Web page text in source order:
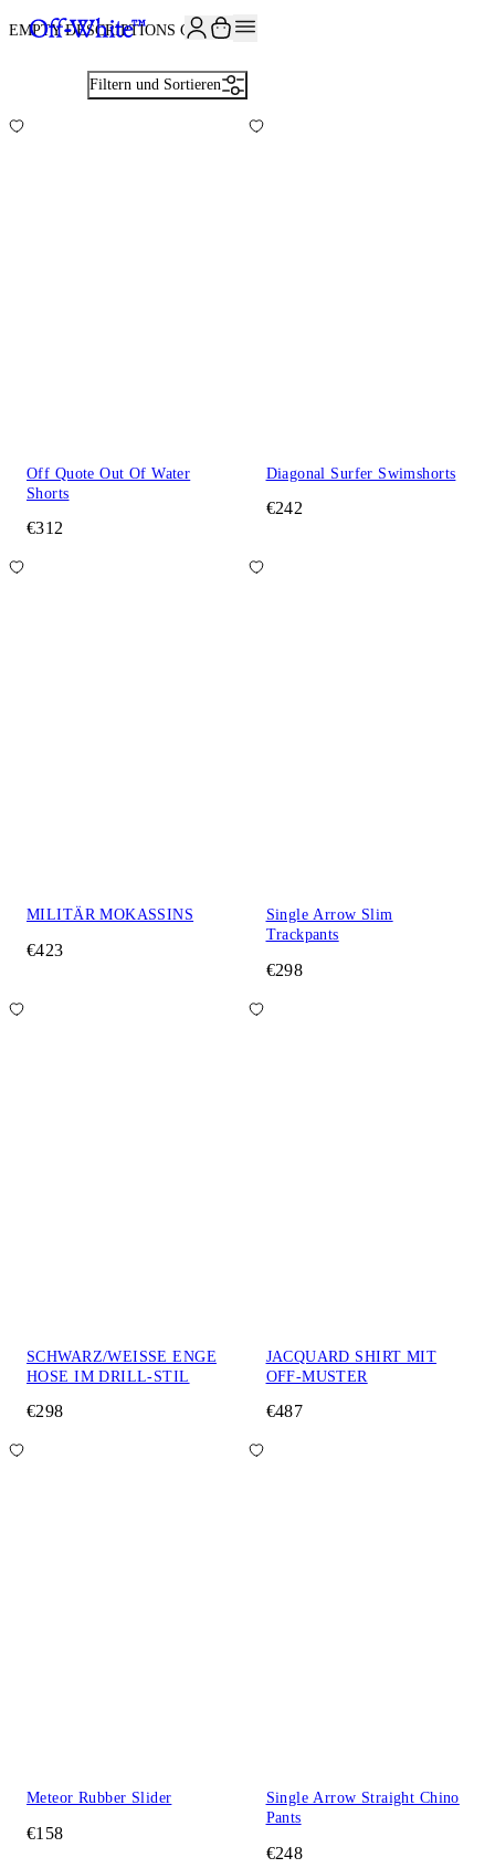
EMPTY DESCRIPTIONS CHECK 23
Filtern und Sortieren
Off Quote Out Of Water
Shorts
€312
Diagonal Surfer Swimshorts
€242
MILITÄR MOKASSINS
€423
Single Arrow Slim
Trackpants
€298
SCHWARZ/WEISSE ENGE
HOSE IM DRILL-STIL
€298
JACQUARD SHIRT MIT
OFF-MUSTER
€487
Meteor Rubber Slider
€158
Single Arrow Straight Chino
Pants
€248